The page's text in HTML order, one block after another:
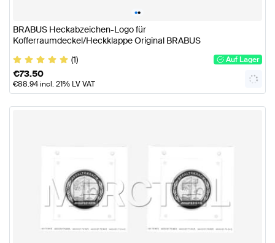
••
BRABUS Heckabzeichen-Logo für
Kofferraumdeckel/Heckklappe Original BRABUS
(1)
Auf Lager
€73.50
€88.94incl. 21% LV VAT